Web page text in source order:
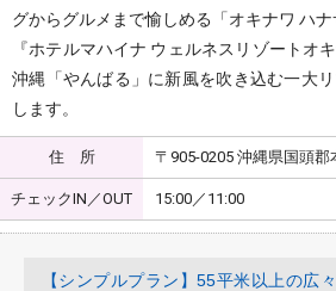
グからグルメまで愉しめる「オキナワ ハナ
『ホテルマハイナ ウェルネスリゾートオ
沖縄「やんばる」に新風を吹き込む一大
します。
住 所 〒905-0205 沖縄県国頭郡
チェックIN／OUT 15:00／11:00
【シンプルプラン】55平米以上の広